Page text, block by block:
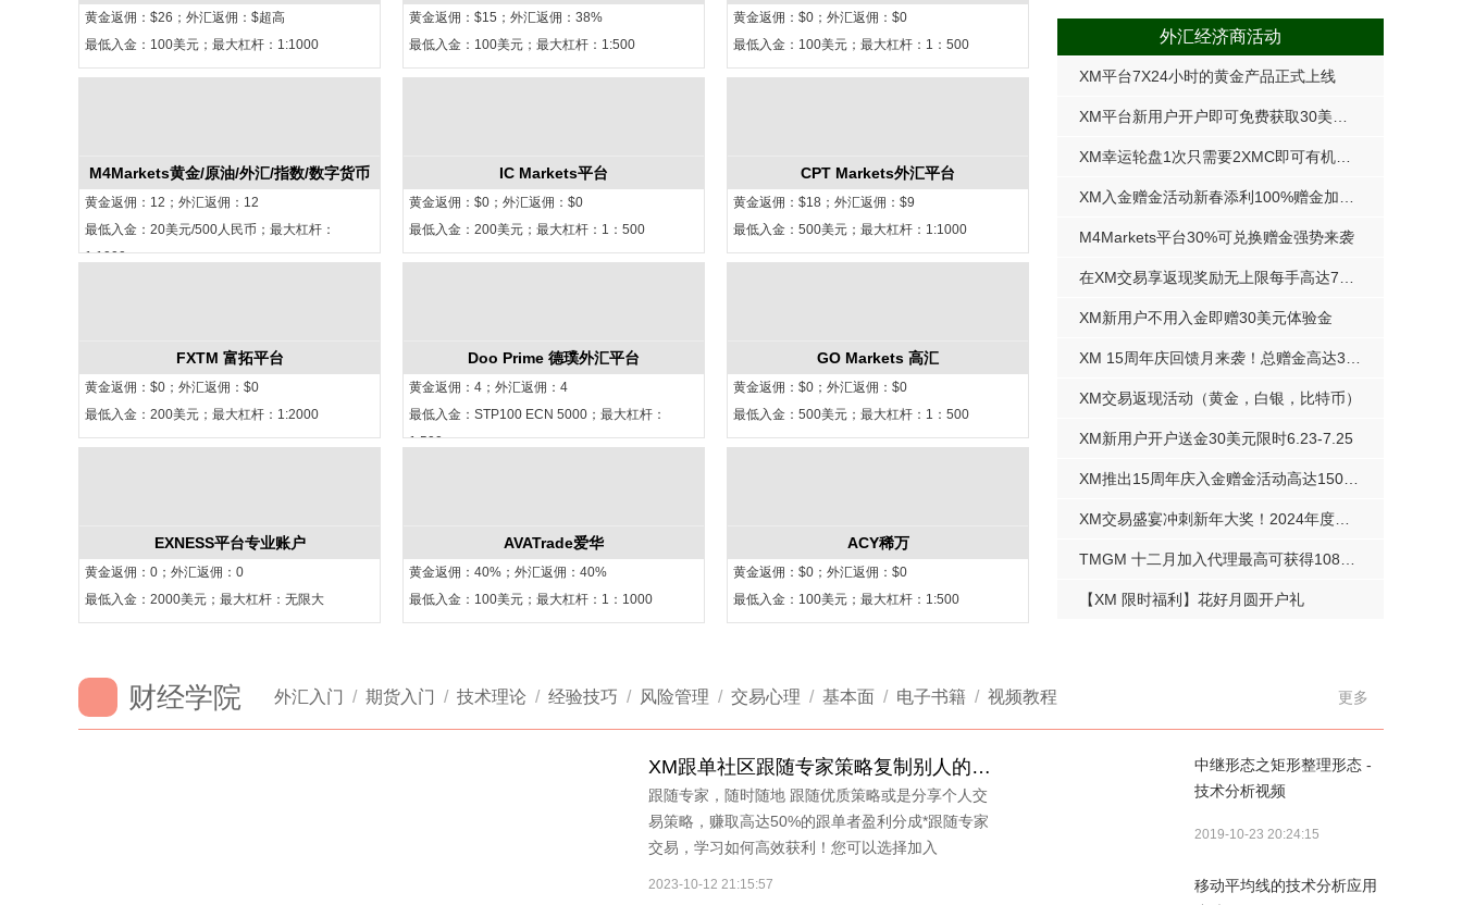
外汇经济商活动
XM平台7X24小时的黄金产品正式上线
M4Markets平台30%可兑换赠金强势来袭
XM新用户不用入金即赠30美元体验金
XM交易返现活动（黄金，白银，比特币）
XM新用户开户送金30美元限时6.23-7.25
【XM 限时福利】花好月圆开户礼
黄金返佣：$26；外汇返佣：$超高
最低入金：100美元；最大杠杆：1:1000
黄金返佣：$15；外汇返佣：38%
最低入金：100美元；最大杠杆：1:500
黄金返佣：$0；外汇返佣：$0
最低入金：100美元；最大杠杆：1：500
M4Markets黄金/原油/外汇/指数/数字货币
黄金返佣：12；外汇返佣：12
最低入金：20美元/500人民币；最大杠杆：
1:1000
IC Markets平台
黄金返佣：$0；外汇返佣：$0
最低入金：200美元；最大杠杆：1：500
CPT Markets外汇平台
黄金返佣：$18；外汇返佣：$9
最低入金：500美元；最大杠杆：1:1000
FXTM 富拓平台
黄金返佣：$0；外汇返佣：$0
最低入金：200美元；最大杠杆：1:2000
Doo Prime 德璞外汇平台
黄金返佣：4；外汇返佣：4
最低入金：STP100 ECN 5000；最大杠杆：
1:500
GO Markets 高汇
黄金返佣：$0；外汇返佣：$0
最低入金：500美元；最大杠杆：1：500
EXNESS平台专业账户
黄金返佣：0；外汇返佣：0
最低入金：2000美元；最大杠杆：无限大
AVATrade爱华
黄金返佣：40%；外汇返佣：40%
最低入金：100美元；最大杠杆：1：1000
ACY稀万
黄金返佣：$0；外汇返佣：$0
最低入金：100美元；最大杠杆：1:500
财经学院 外汇入门 / 期货入门 / 技术理论 / 经验技巧 / 风险管理 / 交易心理 / 基本面 / 电子书籍 / 视频教程 更多
中继形态之矩形整理形态 -
技术分析视频
2019-10-23 20:24:15
移动平均线的技术分析应用
XM跟单社区跟随专家策略复制别人的成功
跟随专家，随时随地 跟随优质策略或是分享个人交
易策略，赚取高达50%的跟单者盈利分成*跟随专家
交易，学习如何高效获利！您可以选择加入
2023-10-12 21:15:57